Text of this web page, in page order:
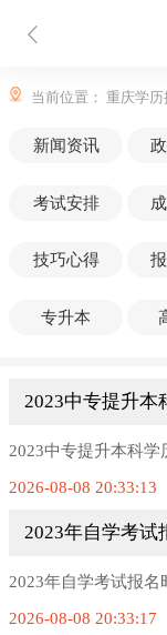
当前位置：重庆学
新闻资讯
考试安排
技巧心得
专升本
2023中专提升本
2023中专提升本科
2026-08-08 20:33:13
2023年自学考试
2023年自学考试报名
2026-08-08 20:33:17